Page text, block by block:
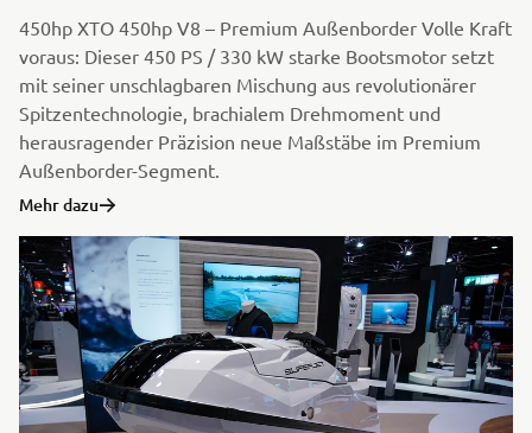
450hp XTO 450hp V8 – Premium Außenborder Volle Kraft
voraus: Dieser 450 PS / 330 kW starke Bootsmotor setzt
mit seiner unschlagbaren Mischung aus revolutionärer
Spitzentechnologie, brachialem Drehmoment und
herausragender Präzision neue Maßstäbe im Premium
Außenborder-Segment.
Mehr dazu